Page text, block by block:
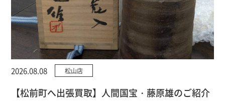
2026.08.08 松山店
【松前町へ出張買取】人間国宝・藤原雄のご紹介